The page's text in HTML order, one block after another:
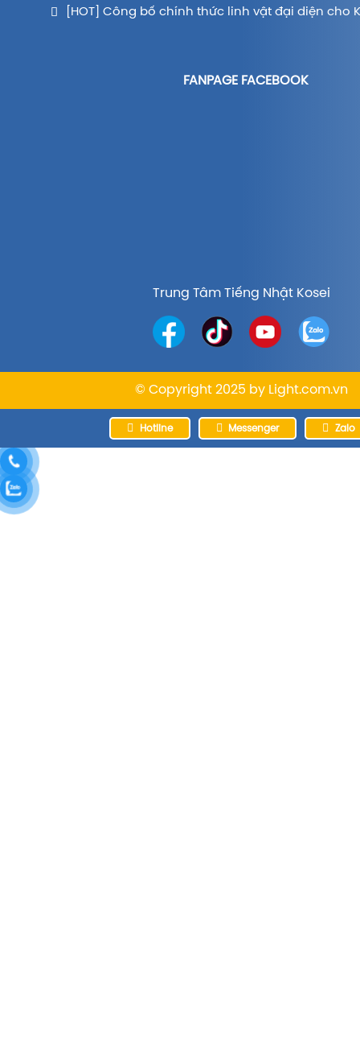
[HOT] Công bố chính thức linh vật đại diện cho
FANPAGE FACEBOOK
Trung Tâm Tiếng Nhật Kosei
© Copyright 2025 by Light.com.vn
Hotline Messenger Zalo